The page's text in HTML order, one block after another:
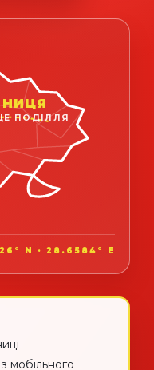
ПОДІЛЛЯ
N · 28.6584° E
мобільного